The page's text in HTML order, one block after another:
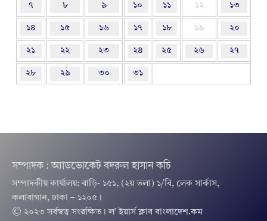
৭ ৮ ৯ ১০ ১১ ১২ ১৩
১৪ ১৫ ১৬ ১৭ ১৮ ১৯ ২০
২১ ২২ ২৩ ২৪ ২৫ ২৬ ২৭
২৮ ২৯ ৩০ ৩১
সম্পাদক : অ্যাডভোকেট বদরুল হাসান কচি
সম্পাদকীয় কার্যালয়: বাড়ি- ১৫১, (২য় তলা) ১/বি, লেক সার্কাস,
কলাবাগান, ঢাকা – ১২০৫।
© ২০২৩ সর্বস্বত্ব সংরক্ষিত । ল’ ইয়ার্স ক্লাব বাংলাদেশ.কম